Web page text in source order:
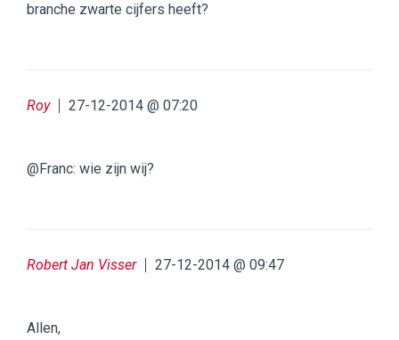
branche zwarte cijfers heeft?
Roy 27-12-2014 @ 07:20
@Franc: wie zijn wij?
Robert Jan Visser 27-12-2014 @ 09:47
Allen,